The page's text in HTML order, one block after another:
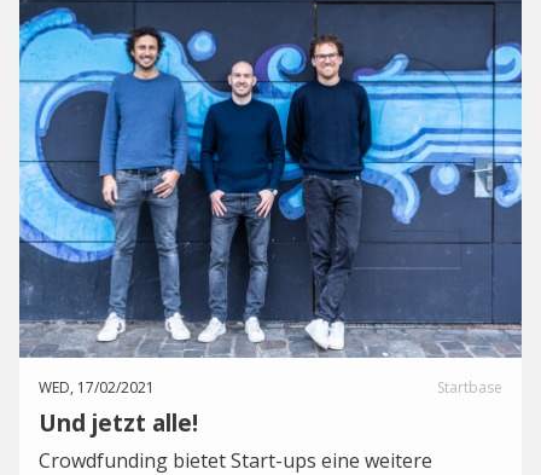
WED, 17/02/2021 Startbase
Und jetzt alle!
Crowdfunding bietet Start-ups eine weitere